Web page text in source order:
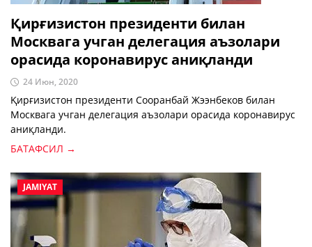
Қирғизистон президенти билан
Москвага учган делегация аъзолари
орасида коронавирус аниқланди
24 Июн, 2020
Қирғизистон президенти Сооранбай Жээнбеков билан
Москвага учган делегация аъзолари орасида коронавирус
аниқланди.
БАТАФСИЛ →
JAMIYAT